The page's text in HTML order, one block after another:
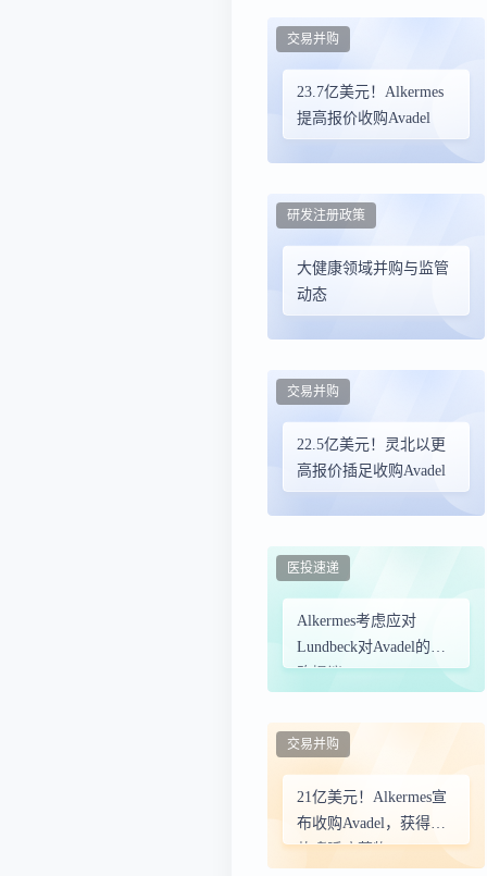
23.7亿美元！Alkermes
提高报价收购Avadel
交易并购
大健康领域并购与监管
动态
研发注册政策
22.5亿美元！灵北以更
高报价插足收购Avadel
交易并购
Alkermes考虑应对
Lundbeck对Avadel的收
购提议
医投速递
21亿美元！Alkermes宣
布收购Avadel，获得一
款嗜睡症药物
交易并购